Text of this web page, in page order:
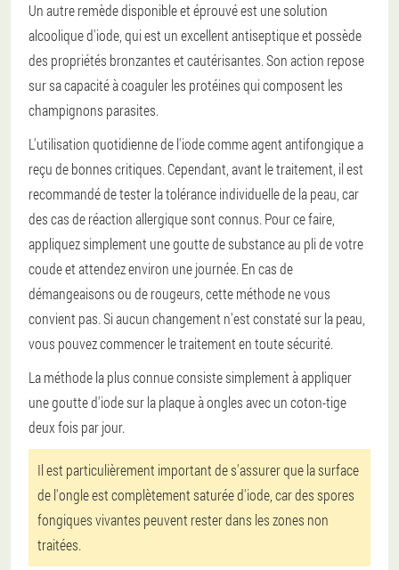
Un autre remède disponible et éprouvé est une solution
alcoolique d'iode, qui est un excellent antiseptique et possède
des propriétés bronzantes et cautérisantes. Son action repose
sur sa capacité à coaguler les protéines qui composent les
champignons parasites.
L'utilisation quotidienne de l'iode comme agent antifongique a
reçu de bonnes critiques. Cependant, avant le traitement, il est
recommandé de tester la tolérance individuelle de la peau, car
des cas de réaction allergique sont connus. Pour ce faire,
appliquez simplement une goutte de substance au pli de votre
coude et attendez environ une journée. En cas de
démangeaisons ou de rougeurs, cette méthode ne vous
convient pas. Si aucun changement n'est constaté sur la peau,
vous pouvez commencer le traitement en toute sécurité.
La méthode la plus connue consiste simplement à appliquer
une goutte d'iode sur la plaque à ongles avec un coton-tige
deux fois par jour.
Il est particulièrement important de s'assurer que la surface
de l'ongle est complètement saturée d'iode, car des spores
fongiques vivantes peuvent rester dans les zones non
traitées.